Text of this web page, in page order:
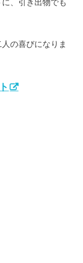
、引き出物でも
の喜びになりま